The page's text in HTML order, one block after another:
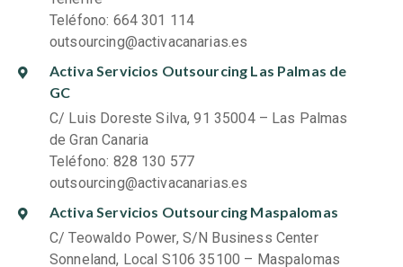
Teléfono: 664 301 114
outsourcing@activacanarias.es
Activa Servicios Outsourcing Las Palmas de
GC
C/ Luis Doreste Silva, 91 35004 – Las Palmas
de Gran Canaria
Teléfono: 828 130 577
outsourcing@activacanarias.es
Activa Servicios Outsourcing Maspalomas
C/ Teowaldo Power, S/N Business Center
Sonneland, Local S106 35100 – Maspalomas